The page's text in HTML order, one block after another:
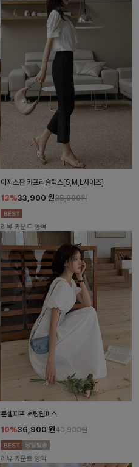
이지스판 카프리슬랙스[S,M,L사이즈]
13%33,900 원38,900원
리뷰 카운트 영역
룬셀퍼프 셔링원피스
10%36,900 원40,900원
리뷰 카운트 영역